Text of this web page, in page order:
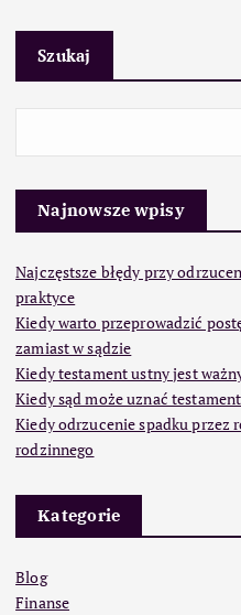
Szukaj
Najnowsze wpisy
Najczęstsze błędy przy
praktyce
Kiedy warto przeprowadzić
zamiast w sądzie
Kiedy testament ustny jest
Kiedy sąd może uznać
Kiedy odrzucenie spadku przez
rodzinnego
Kategorie
Blog
Finanse